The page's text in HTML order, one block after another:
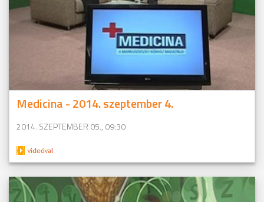
Medicina - 2014. szeptember 4.
2014. SZEPTEMBER 05., 09:30